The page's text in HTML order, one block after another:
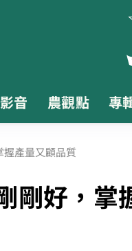
影音 農觀點 專
產量又顧品質
好，